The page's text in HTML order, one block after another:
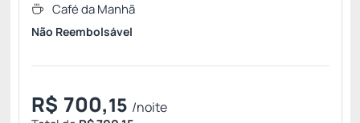
Café da Manhã
Não Reembolsável
R$ 700,15 /noite